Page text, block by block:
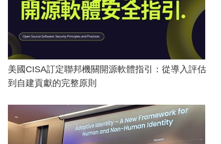
美國CISA訂定聯邦機關開源軟體指引：從導入評估
到自建貢獻的完整原則